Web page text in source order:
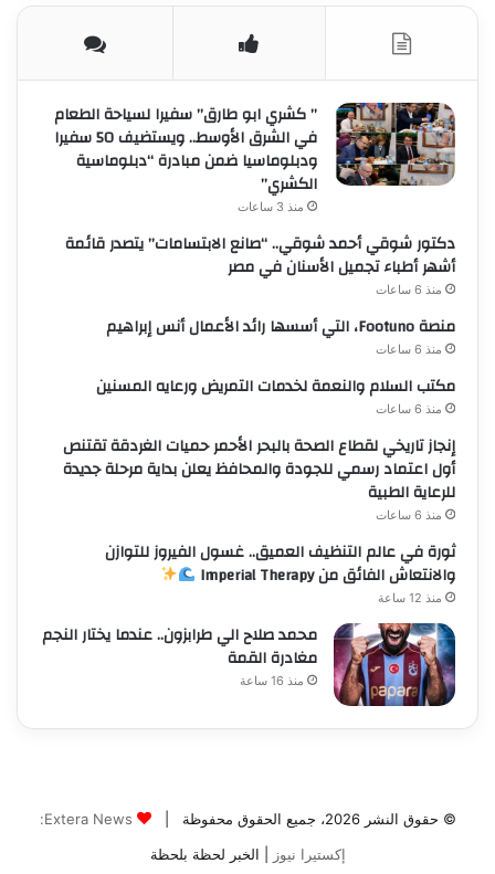
قران
على
جومانا
” كشري ابو طارق” سفيرا لسياحة الطعام
في الشرق الأوسط.. ويستضيف 50 سفيرا
ودبلوماسيا ضمن مبادرة “دبلوماسية
الكشري”
منذ 3 ساعات
دكتور شوقي أحمد شوقي.. “صانع الابتسامات” يتصدر قائمة
أشهر أطباء تجميل الأسنان في مصر
منذ 6 ساعات
منصة Footuno، التي أسسها رائد الأعمال أنس إبراهيم
منذ 6 ساعات
مكتب السلام والنعمة لخدمات التمريض ورعايه المسنين
منذ 6 ساعات
إنجاز تاريخي لقطاع الصحة بالبحر الأحمر حميات الغردقة تقتنص
أول اعتماد رسمي للجودة والمحافظ يعلن بداية مرحلة جديدة
للرعاية الطبية
منذ 6 ساعات
ثورة في عالم التنظيف العميق.. غسول الفيروز للتوازن
والانتعاش الفائق من Imperial Therapy
منذ 12 ساعة
محمد صلاح الي طرابزون.. عندما يختار النجم
مغادرة القمة
منذ 16 ساعة
© حقوق النشر 2026، جميع الحقوق محفوظة |
Extera News:
إكستيرا نيوز
| الخبر لحظة بلحظة